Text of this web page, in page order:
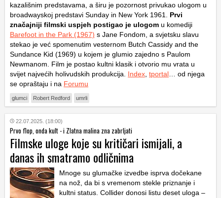
kazališnim predstavama, a širu je pozornost privukao ulogom u
broadwayskoj predstavi Sunday in New York 1961. Prvi
značajniji filmski uspjeh postigao je ulogom u komediji
Barefoot in the Park (1967) s Jane Fondom, a svjetsku slavu
stekao je već spomenutim vesternom Butch Cassidy and the
Sundance Kid (1969) u kojem je glumio zajedno s Paulom
Newmanom. Film je postao kultni klasik i otvorio mu vrata u
svijet najvećih holivudskih produkcija. Index tportal … od njega
se opraštaju i na Forumu
glumci Robert Redford umrli
22.07.2025. (18:00)
Prvo flop, onda kult - i Zlatna malina zna zabrljati
Filmske uloge koje su kritičari ismijali, a
danas ih smatramo odličnima
Mnoge su glumačke izvedbe isprva dočekane
na nož, da bi s vremenom stekle priznanje i
kultni status. Collider donosi listu deset uloga –